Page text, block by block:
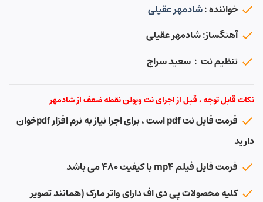
خواننده :شادمهر عقیلی
آهنگساز: شادمهر عقیلی
تنظیم نت : سعید سراج
نکات قابل توجه ، قبل از اجرای نت ویولن نقطه ضعف از شادمهر
فرمت فایل نت pdf است ، برای اجرا نیاز به نرم افزار pdfخوان
دارید
فرمت فایل فیلم mp4 با کیفیت ۴۸۰ می باشد
کلیه محصولات پی دی اف دارای واتر مارک (همانند تصویر